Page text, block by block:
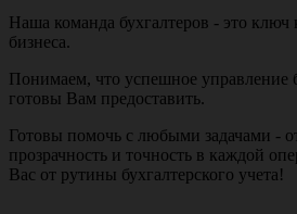
Наша команда бухгалтеров - это
бизнеса.
Понимаем, что успешное управление
готовы Вам предоставить.
Готовы помочь с любыми задачами -
прозрачность и точность в каждой
Вас от рутины бухгалтерского учета!